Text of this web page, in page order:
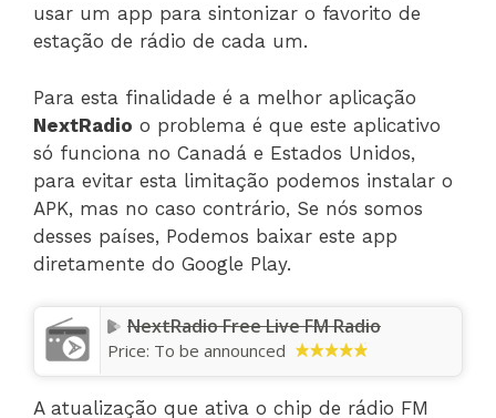
usar um app para sintonizar o favorito de
estação de rádio de cada um.
Para esta finalidade é a melhor aplicação
NextRadio o problema é que este aplicativo
só funciona no Canadá e Estados Unidos,
para evitar esta limitação podemos instalar o
APK, mas no caso contrário, Se nós somos
desses países, Podemos baixar este app
diretamente do Google Play.
NextRadio Free Live FM Radio
Price: To be announced
A atualização que ativa o chip de rádio FM